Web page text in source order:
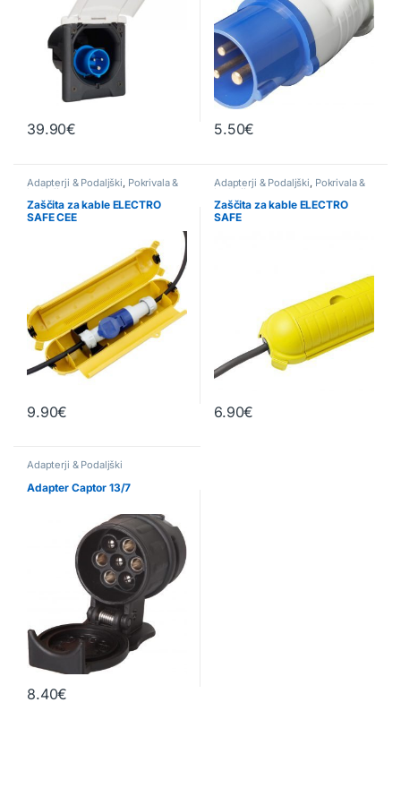
39.90€ 5.50€
Adapterji & Podaljški, Pokrivala &
Izolacija
Zaščita za kable ELECTRO
SAFE CEE
9.90€
Adapterji & Podaljški, Pokrivala &
Izolacija
Zaščita za kable ELECTRO
SAFE
6.90€
Adapterji & Podaljški
Adapter Captor 13/7
8.40€